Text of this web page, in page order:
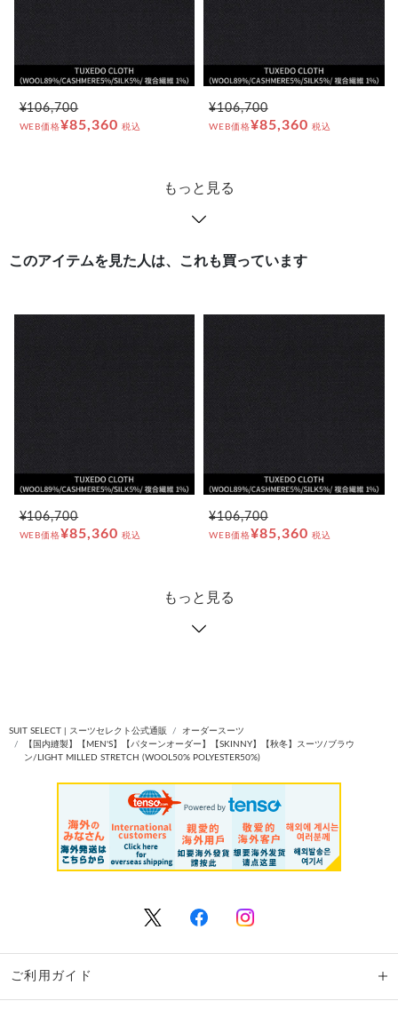
¥106,700
WEB価格¥85,360 税込
¥106,700
WEB価格¥85,360 税込
もっと見る
このアイテムを見た人は、これも買っています
¥106,700
WEB価格¥85,360 税込
¥106,700
WEB価格¥85,360 税込
もっと見る
SUIT SELECT | スーツセレクト公式通販
オーダースーツ
【国内縫製】【MEN'S】【パターンオーダー】【SKINNY】【秋冬】スーツ/ブラウ
ン/LIGHT MILLED STRETCH (WOOL50% POLYESTER50%)
ご利用ガイド